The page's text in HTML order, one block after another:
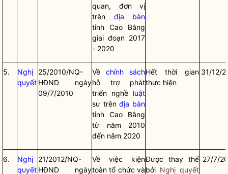
quan, đơn vị
trên địa bàn
tỉnh Cao Bằng
giai đoạn 2017
- 2020
5.
Nghị
quyết
25/2010/NQ-
HĐND ngày
09/7/2010
Về chính sách
hỗ trợ phát
triển nghề luật
sư trênđịa bàn
tỉnh Cao Bằng
từ năm 2010
đến năm 2020
Hết thời gian
thực hiện
31/12/
6.
Nghị
quyết
21/2012/NQ-
HĐND ngày
Về việc kiện
toàn tổ chức và
Được thay thế
bởi Nghị quyết
27/7/